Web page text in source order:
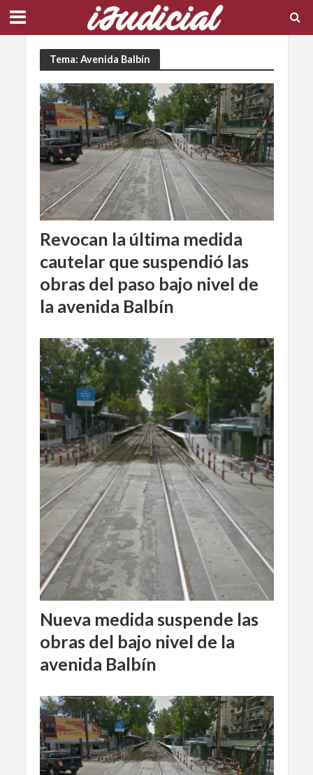
Tema: Avenida Balbín
Revocan la última medida
cautelar que suspendió las
obras del paso bajo nivel de
la avenida Balbín
Nueva medida suspende las
obras del bajo nivel de la
avenida Balbín